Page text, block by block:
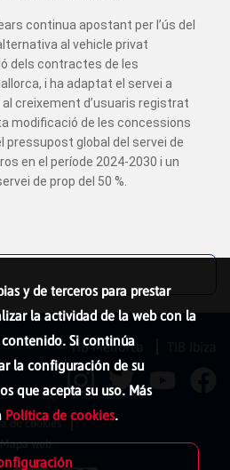
continua apostant per l’ús del
al vehicle privat
dels contractes de les
i ha adaptat el servei a
al creixement d’usuaris registrat
modificació de les concessions
pressupost global del servei de
en el període 2024-2030 i un
de prop del 50 %.
y de terceros para prestar
la actividad de la web con la
Si continúa
la configuración de su
que acepta su uso. Más
Política de cookies.
TIB Menorca
de cookies
Mapa web